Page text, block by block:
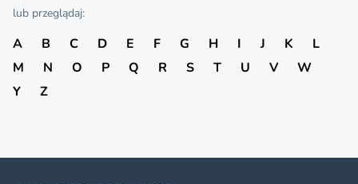
lub przeglądaj:
A B C D E F G H I J K
L
M
N O P Q R S T U V
W
Y
Z